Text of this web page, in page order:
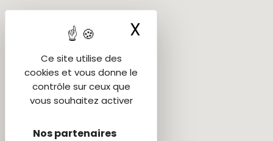
Ce site utilise des
cookies et vous donne le
contrôle sur ceux que
vous souhaitez activer
Nos partenaires
X